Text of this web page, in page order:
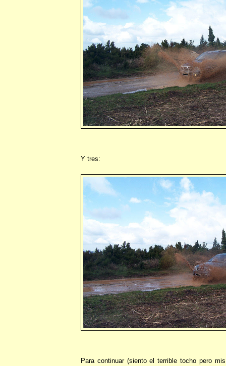
Y tres:
Para continuar (siento el terrible tocho pero